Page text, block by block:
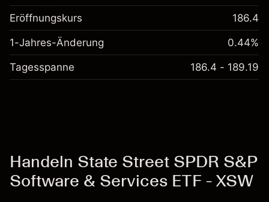
Eröffnungskurs 186.4
1-Jahres-Änderung 0.44%
Tagesspanne 186.4 - 189.19
Handeln State Street SPDR S&P
Software & Services ETF - XSW